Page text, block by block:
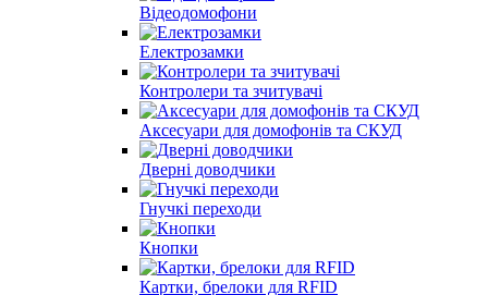
Відеодомофони
Електрозамки
Контролери та зчитувачі
Аксесуари для домофонів та СКУД
Дверні доводчики
Гнучкі переходи
Кнопки
Картки, брелоки для RFID